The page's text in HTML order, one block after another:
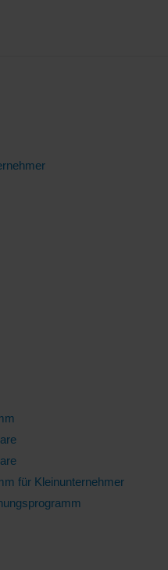
für Kleinunternehmer